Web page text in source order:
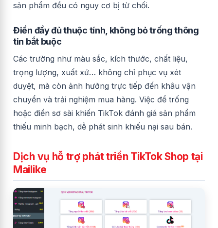
sản phẩm đều có nguy cơ bị từ chối.
Điền đầy đủ thuộc tính, không bỏ trống thông
tin bắt buộc
Các trường như màu sắc, kích thước, chất liệu,
trọng lượng, xuất xứ… không chỉ phục vụ xét
duyệt, mà còn ảnh hưởng trực tiếp đến khâu vận
chuyển và trải nghiệm mua hàng. Việc để trống
hoặc điền sơ sài khiến TikTok đánh giá sản phẩm
thiếu minh bạch, dễ phát sinh khiếu nại sau bán.
Dịch vụ hỗ trợ phát triển TikTok Shop tại
Mailike